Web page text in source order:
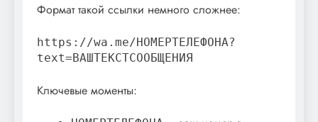
Формат такой ссылки немного сложнее:
https://wa.me/НОМЕРТЕЛЕФОНА?
text=ВАШТЕКСТСООБЩЕНИЯ
Ключевые моменты: